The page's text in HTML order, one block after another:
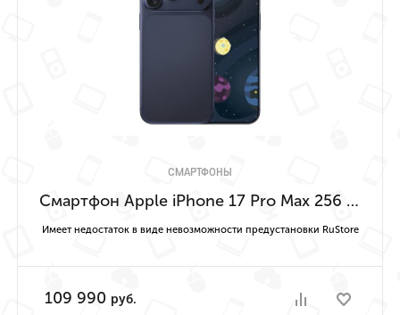
СМАРТФОНЫ
Смартфон Apple iPhone 17 Pro Max 256 ГБ («Насыщенный синий» | Deep Blue) Имеет недостаток в виде невозможности предустановки RuStore
Имеет недостаток в виде невозможности предустановки RuStore
109 990 руб.